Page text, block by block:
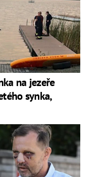
na jezeře
synka,